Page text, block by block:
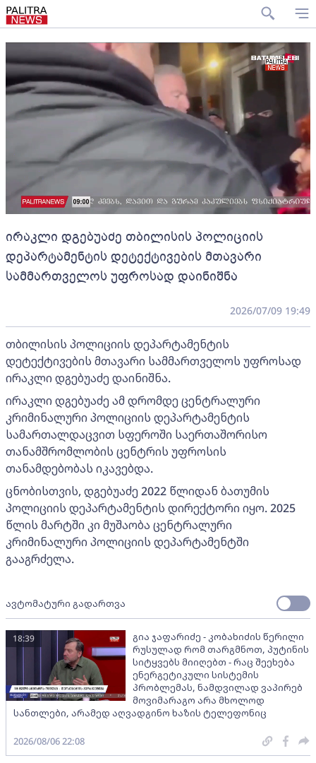
ირაკლი დგებუაძე თბილისის პოლიციის
დეპარტამენტის დეტექტივების მთავარი
სამმართველოს უფროსად დაინიშნა
2026/07/09 19:49
თბილისის პოლიციის დეპარტამენტის
დეტექტივების მთავარი სამმართველოს უფროსად
ირაკლი დგებუაძე დაინიშნა.
ირაკლი დგებუაძე ამ დრომდე ცენტრალური
კრიმინალური პოლიციის დეპარტამენტის
სამართალდაცვით სფეროში საერთაშორისო
თანამშრომლობის ცენტრის უფროსის
თანამდებობას იკავებდა.
ცნობისთვის, დგებუაძე 2022 წლიდან ბათუმის
პოლიციის დეპარტამენტის დირექტორი იყო. 2025
წლის მარტში კი მუშაობა ცენტრალური
კრიმინალური პოლიციის დეპარტამენტში
გააგრძელა.
ავტომატური გადართვა
გია ჯაფარიძე - კობახიძის წერილი
რუსულად რომ თარგმნოთ, პუტინის
სიტყვებს მიიღებთ - რაც შეეხება
ენერგეტიკული სისტემის
პრობლემას, ნამდვილად ვაპირებ
მოვიმარაგო არა მხოლოდ
სანთლები, არამედ აღვადგინო ხაზის ტელეფონიც
18:39
2026/08/06 22:08